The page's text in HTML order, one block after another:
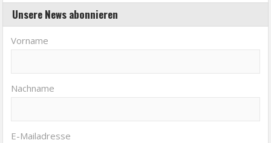
Unsere News abonnieren
Vorname
Nachname
E-Mailadresse